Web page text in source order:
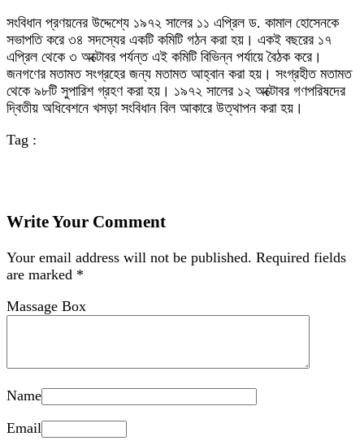
সংবিধান প্রণয়নের উদ্দেশ্যে ১৯৭২ সালের ১১ এপ্রিল ড. কামাল হোসেনকে
সভাপতি করে ৩৪ সদস্যের একটি কমিটি গঠন করা হয়। একই বছরের ১৭
এপ্রিল থেকে ৩ অক্টোবর পর্যন্ত এই কমিটি বিভিন্ন পর্যায়ে বৈঠক করে।
জনগণের মতামত সংগ্রহের জন্য মতামত আহ্বান করা হয়। সংগ্রহীত মতামত
থেকে ৯৮টি সুপারিশ গ্রহণ করা হয়। ১৯৭২ সালের ১২ অক্টোবর গণপরিষদের
দ্বিতীয় অধিবেশনে খসড়া সংবিধান বিল আকারে উত্থাপন করা হয়।
Tag :
Write Your Comment
Your email address will not be published. Required fields
are marked *
Massage Box
Name
Email